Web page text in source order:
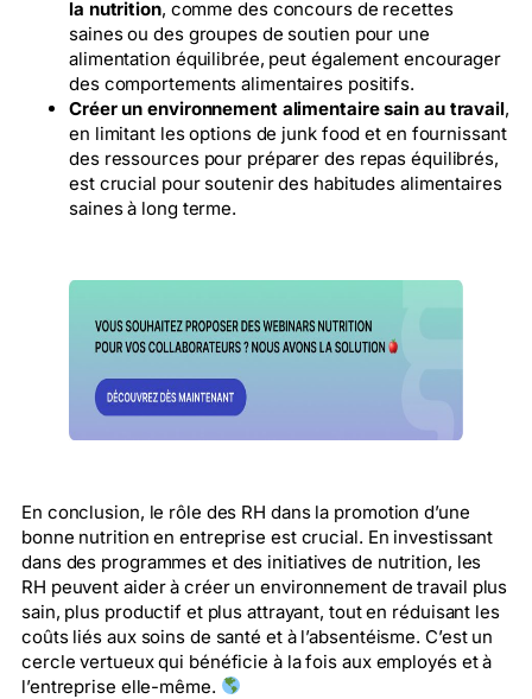
la nutrition, comme des concours de recettes
saines ou des groupes de soutien pour une
alimentation équilibrée, peut également encourager
des comportements alimentaires positifs.
Créer un environnement alimentaire sain au travail,
en limitant les options de junk food et en fournissant
des ressources pour préparer des repas équilibrés,
est crucial pour soutenir des habitudes alimentaires
saines à long terme.
En conclusion, le rôle des RH dans la promotion d’une
bonne nutrition en entreprise est crucial. En investissant
dans des programmes et des initiatives de nutrition, les
RH peuvent aider à créer un environnement de travail plus
sain, plus productif et plus attrayant, tout en réduisant les
coûts liés aux soins de santé et à l’absentéisme. C’est un
cercle vertueux qui bénéficie à la fois aux employés et à
l’entreprise elle-même.